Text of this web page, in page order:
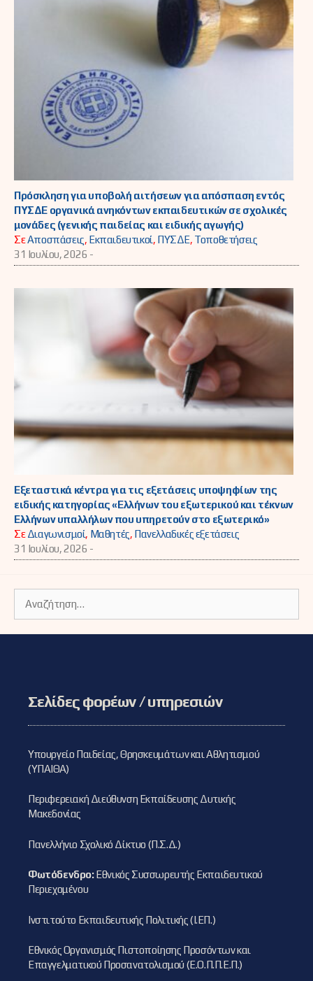
Πρόσκληση για υποβολή αιτήσεων για απόσπαση εντός
ΠΥΣΔΕ οργανικά ανηκόντων εκπαιδευτικών σε σχολικές
μονάδες (γενικής παιδείας και ειδικής αγωγής)
ΣεΑποσπάσεις, Εκπαιδευτικοί, ΠΥΣΔΕ, Τοποθετήσεις
31 Ιουλίου, 2026 -
Εξεταστικά κέντρα για τις εξετάσεις υποψηφίων της
ειδικής κατηγορίας «Ελλήνων του εξωτερικού και τέκνων
Ελλήνων υπαλλήλων που υπηρετούν στο εξωτερικό»
ΣεΔιαγωνισμοί, Μαθητές, Πανελλαδικές εξετάσεις
31 Ιουλίου, 2026 -
για:
Σελίδες φορέων / υπηρεσιών
Υπουργείο Παιδείας, Θρησκευμάτων και Αθλητισμού
(ΥΠΑΙΘΑ)
Περιφερειακή Διεύθυνση Εκπαίδευσης Δυτικής
Μακεδονίας
Πανελλήνιο Σχολικό Δίκτυο (Π.Σ.Δ.)
Φωτόδενδρο:Εθνικός Συσσωρευτής Εκπαιδευτικού
Περιεχομένου
Ινστιτούτο Εκπαιδευτικής Πολιτικής (Ι.ΕΠ.)
Εθνικός Οργανισμός Πιστοποίησης Προσόντων και
Επαγγελματικού Προσανατολισμού (Ε.Ο.Π.Π.Ε.Π.)